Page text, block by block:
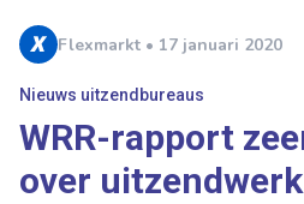
Flexmarkt • 17 januari 2020
Nieuws uitzendbureaus
WRR-rapport
over uitzendwerk